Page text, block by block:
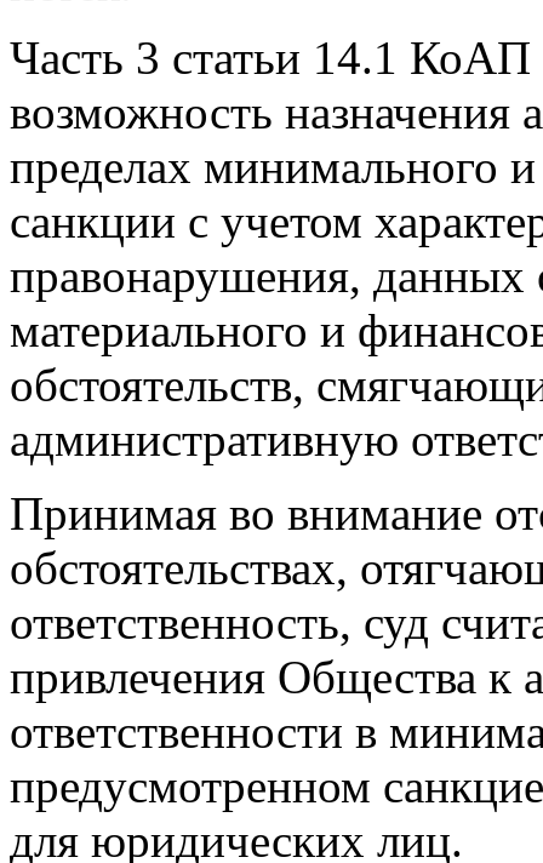
Часть 3 статьи 14.1
возможность назначения
пределах минимального
санкции с учетом
правонарушения, данных
материального и
обстоятельств,
административную
Принимая во внимание
обстоятельствах,
ответственность, суд
привлечения Общества к
ответственности в
предусмотренном
для юридических лиц.